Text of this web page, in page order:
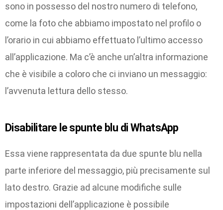
sono in possesso del nostro numero di telefono,
come la foto che abbiamo impostato nel profilo o
l’orario in cui abbiamo effettuato l’ultimo accesso
all’applicazione. Ma c’è anche un’altra informazione
che è visibile a coloro che ci inviano un messaggio:
l’avvenuta lettura dello stesso.
Disabilitare le spunte blu di WhatsApp
Essa viene rappresentata da due spunte blu nella
parte inferiore del messaggio, più precisamente sul
lato destro. Grazie ad alcune modifiche sulle
impostazioni dell’applicazione è possibile